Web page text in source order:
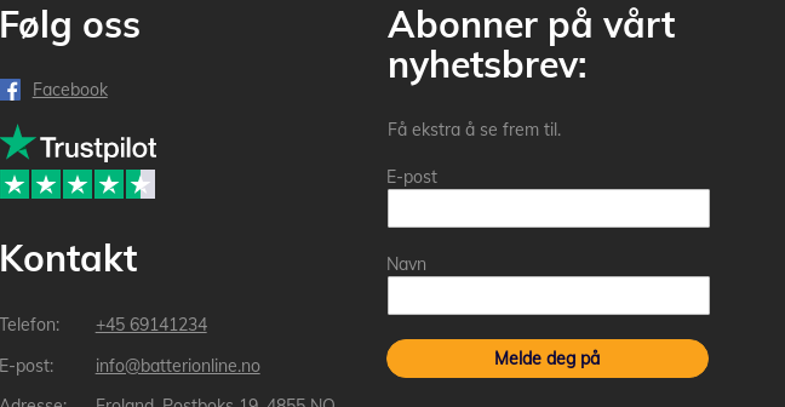
Følg oss
Facebook
Kontakt
+45 69141234
info@batterionline.no
Abonner på vårt
nyhetsbrev:
Få ekstra å se frem til.
E-post
Navn
Melde deg på